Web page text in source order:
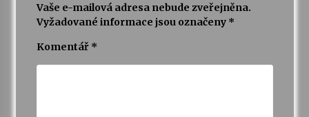
Vaše e-mailová adresa nebude zveřejněna.
Vyžadované informace jsou označeny *
Komentář *